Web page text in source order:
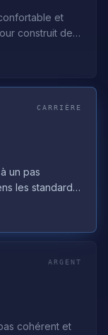
et
CARRIÈRE
un pas
ARGENT
cohérent et